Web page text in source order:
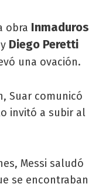
obra Inmaduros
y Diego Peretti
una ovación.
Suar comunicó
invitó a subir al
Messi saludó
se encontraban